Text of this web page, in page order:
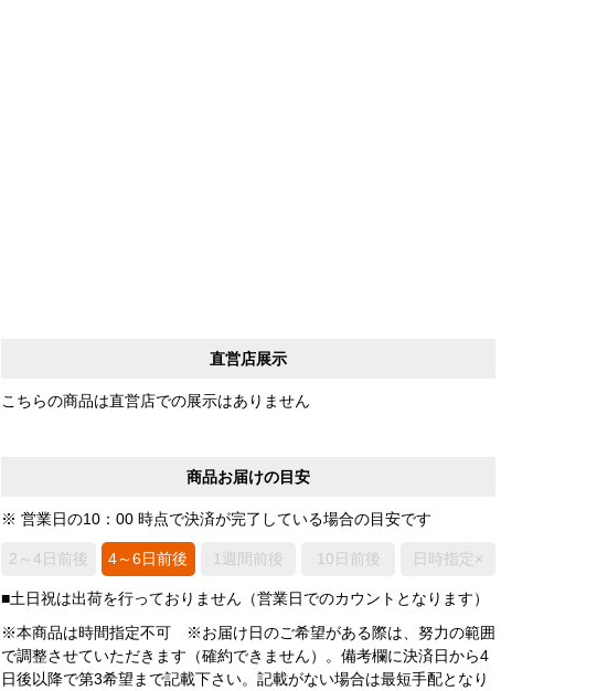
直営店展示
こちらの商品は直営店での展示はありません
商品お届けの目安
※ 営業日の10：00 時点で決済が完了している場合の目安です
2～4日前後 4～6日前後 1週間前後 10日前後 日時指定×
■土日祝は出荷を行っておりません（営業日でのカウントとなります）
※本商品は時間指定不可 ※お届け日のご希望がある際は、努力の範囲
で調整させていただきます（確約できません）。備考欄に決済日から4
日後以降で第3希望まで記載下さい。記載がない場合は最短手配となり